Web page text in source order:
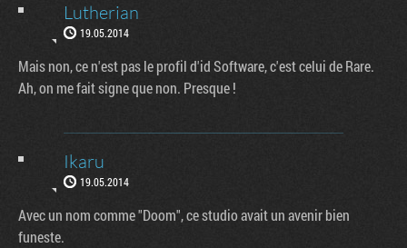
Lutherian
19.05.2014
Mais non, ce n'est pas le profil d'id Software, c'est celui de Rare.
Ah, on me fait signe que non. Presque !
Ikaru
19.05.2014
Avec un nom comme "Doom", ce studio avait un avenir bien
funeste.